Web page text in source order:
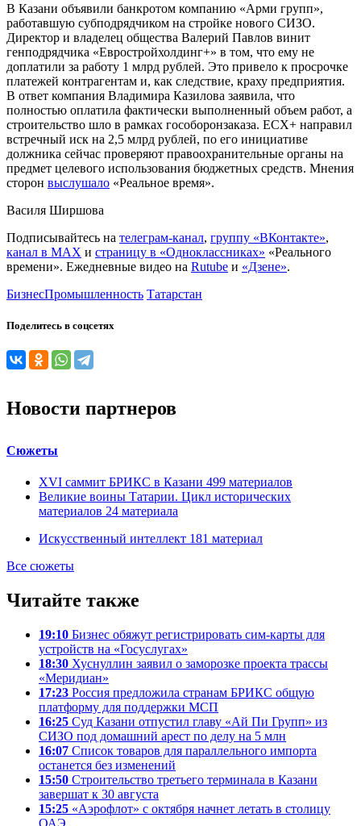
В Казани объявили банкротом компанию «Арми групп»,
работавшую субподрядчиком на стройке нового СИЗО.
Директор и владелец общества Валерий Павлов винит
генподрядчика «Евростройхолдинг+» в том, что ему не
доплатили за работу 1 млрд рублей. Это привело к просрочке
платежей контрагентам и, как следствие, краху предприятия.
В ответ компания Владимира Казилова заявила, что
полностью оплатила фактически выполненный объем работ, а
строительство шло в рамках гособоронзаказа. ЕСХ+ направил
встречный иск на 2,5 млрд рублей, по его инициативе
должника сейчас проверяют правоохранительные органы на
предмет целевого использования бюджетных средств. Мнения
сторон выслушало «Реальное время».
Василя Ширшова
Подписывайтесь на телеграм-канал, группу «ВКонтакте»,
канал в MAX и страницу в «Одноклассниках» «Реального
времени». Ежедневные видео на Rutube и «Дзене».
БизнесПромышленность Татарстан
Поделитесь в соцсетях
Новости партнеров
Сюжеты
XVI саммит БРИКС в Казани 499 материалов
Великие воины Татарии. Цикл исторических
материалов 24 материала
Искусственный интеллект 181 материал
Все сюжеты
Читайте также
19:10 Бизнес обяжут регистрировать сим-карты для
устройств на «Госуслугах»
18:30 Хуснуллин заявил о заморозке проекта трассы
«Меридиан»
17:23 Россия предложила странам БРИКС общую
платформу для поддержки МСП
16:25 Суд Казани отпустил главу «Ай Пи Групп» из
СИЗО под домашний арест по делу на 5 млн
16:07 Список товаров для параллельного импорта
останется без изменений
15:50 Строительство третьего терминала в Казани
завершат к 30 августа
15:25 «Аэрофлот» с октября начнет летать в столицу
ОАЭ